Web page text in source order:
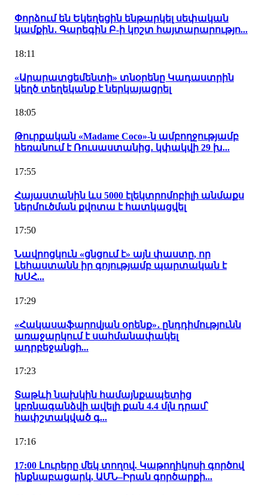
Փորձում են Եկեղեցին ենթարկել սեփական
կամքին․ Գարեգին Բ-ի կոշտ հայտարարությո...
18:11
«Արարատցեմենտի» տնօրենը Կադաստրին
կեղծ տեղեկանք է ներկայացրել
18:05
Թուրքական «Madame Coco»-ն ամբողջությամբ
հեռանում է Ռուսաստանից․ կփակվի 29 խ...
17:55
Հայաստանին ևս 5000 էլեկտրոմոբիլի անմաքս
ներմուծման քվոտա է հատկացվել
17:50
Նավրոցկուն «ցնցում է» այն փաստը, որ
Լեհաստանն իր գոյությամբ պարտական է
ԽՍՀ...
17:29
«Հակասաֆարովյան օրենք»․ ընդդիմությունն
առաջարկում է սահմանափակել
ադրբեջանցի...
17:23
Տաթևի նախկին համայնքապետից
կբռնագանձվի ավելի քան 4.4 մլն դրամ՝
հափշտակված գ...
17:16
17:00 Լուրերը մեկ տողով. Կաթողիկոսի գործով
ինքնաբացարկ, ԱՄՆ–Իրան գործարքի...